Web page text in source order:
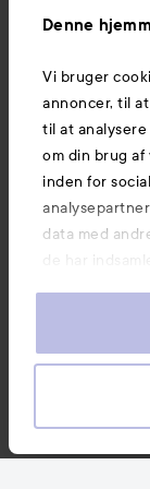
Denne
Vi bruger
annoncer, til
til at
om din brug af
inden for
data med
de har
Information
Mere at
E-handel af